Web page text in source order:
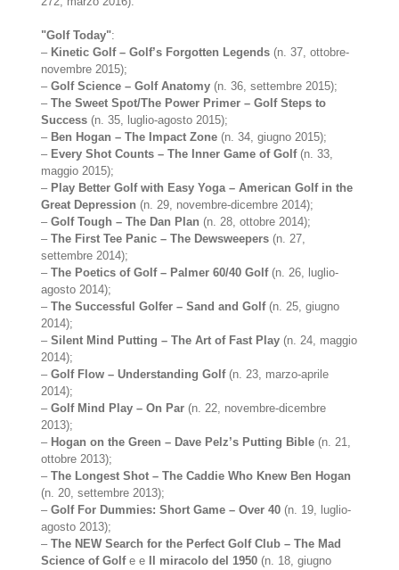
"Golf Today":
– Kinetic Golf – Golf’s Forgotten Legends (n. 37, ottobre-
novembre 2015);
–Golf Science – Golf Anatomy (n. 36, settembre 2015);
–The Sweet Spot/The Power Primer – Golf Steps to
Success (n. 35, luglio-agosto 2015);
– Ben Hogan – The Impact Zone (n. 34, giugno 2015);
– Every Shot Counts – The Inner Game of Golf(n. 33,
maggio 2015);
– Play Better Golf with Easy Yoga – American Golf in the
Great Depression (n. 29, novembre-dicembre 2014);
–Golf Tough – The Dan Plan (n. 28, ottobre 2014);
–The First Tee Panic – The Dewsweepers (n. 27,
settembre 2014);
–The Poetics of Golf – Palmer 60/40 Golf(n. 26, luglio-
agosto 2014);
–The Successful Golfer – Sand and Golf(n. 25, giugno
2014);
–Silent Mind Putting – The Art of Fast Play (n. 24, maggio
2014);
–Golf Flow – Understanding Golf(n. 23, marzo-aprile
2014);
–Golf Mind Play – On Par (n. 22, novembre-dicembre
2013);
– Hogan on the Green – Dave Pelz’s Putting Bible (n. 21,
ottobre 2013);
–The Longest Shot – The Caddie Who Knew Ben Hogan
(n. 20, settembre 2013);
–Golf For Dummies: Short Game – Over 40 (n. 19, luglio-
agosto 2013);
–The NEW Search for the Perfect Golf Club – The Mad
Science of Golfe e Il miracolo del 1950 (n. 18, giugno